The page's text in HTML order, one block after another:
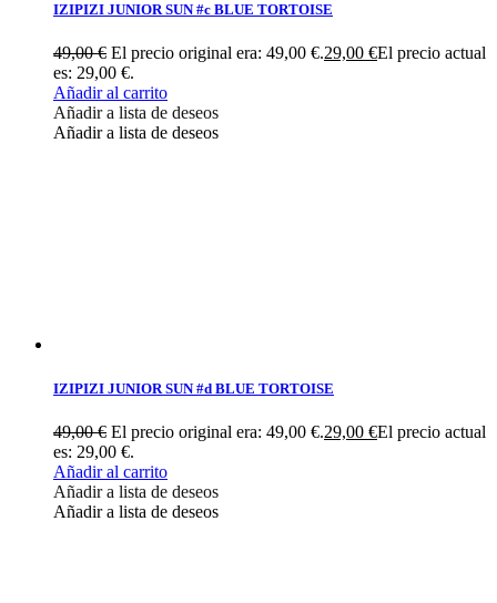
IZIPIZI JUNIOR SUN #c BLUE TORTOISE
49,00€ El precio original era: 49,00 €.29,00 €El precio actual
es: 29,00 €.
Añadir al carrito
Añadir a lista de deseos
Añadir a lista de deseos
IZIPIZI JUNIOR SUN #d BLUE TORTOISE
49,00€ El precio original era: 49,00 €.29,00 €El precio actual
es: 29,00 €.
Añadir al carrito
Añadir a lista de deseos
Añadir a lista de deseos